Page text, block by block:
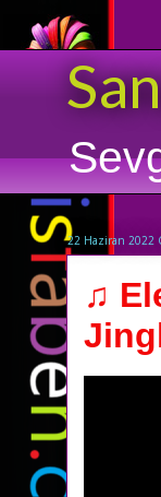
22 Haziran 2022
♫